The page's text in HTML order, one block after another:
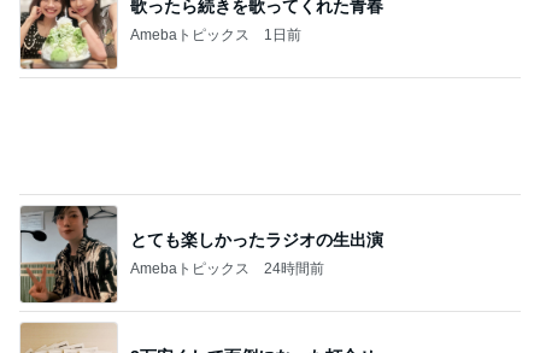
歌ったら続きを歌ってくれた青春
Amebaトピックス 1日前
とても楽しかったラジオの生出演
Amebaトピックス 24時間前